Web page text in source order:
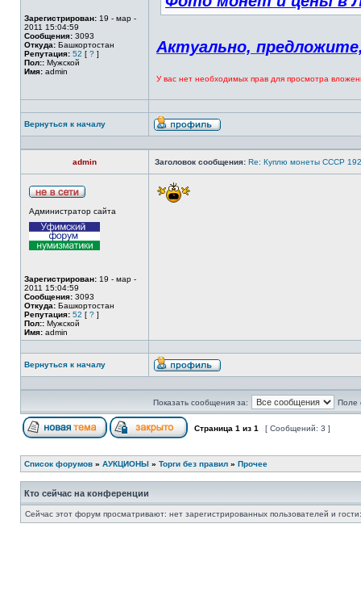
Зарегистрирован: 19 - мар -
2011 15:04:59
Сообщения: 3093
Откуда: Башкортостан
Репутация: 52 [ ? ]
Пол:: Мужской
Имя: admin
Актуально,
У вас нет необходимых прав для просмотра
Вернуться к началу
admin Заголовок сообщения: Re: Куплю монеты СССР
Администратор сайта
Зарегистрирован: 19 - мар -
2011 15:04:59
Сообщения: 3093
Откуда: Башкортостан
Репутация: 52 [ ? ]
Пол:: Мужской
Имя: admin
Вернуться к началу
Показать сообщения за: Поле
Страница 1 из 1 [ Сообщений: 3 ]
Список форумов » АУКЦИОНЫ » Торги без правил » Прочее
Кто сейчас на конференции
Сейчас этот форум просматривают: нет зарегистрированных пользователей и